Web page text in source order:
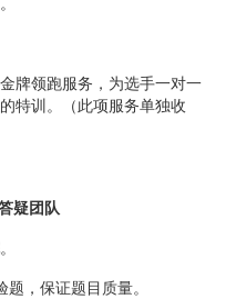
牌领跑服务，为选手一对一
特训。（此项服务单独收
疑团队
。
，保证题目质量。